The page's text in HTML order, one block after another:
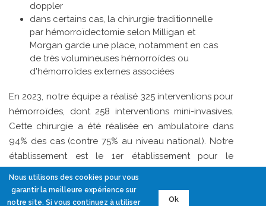
doppler
dans certains cas, la chirurgie traditionnelle
par hémorroïdectomie selon Milligan et
Morgan garde une place, notamment en cas
de très volumineuses hémorroïdes ou
d'hémorroïdes externes associées
En 2023, notre équipe a réalisé 325 interventions pour
hémorroïdes, dont 258 interventions mini-invasives.
Cette chirurgie a été réalisée en ambulatoire dans
94% des cas (contre 75% au niveau national). Notre
établissement est le 1er établissement pour le
Rhône-Alpes, et le 1er établissement français dans les
traitements mini-invasifs des hémorroïdes. Nous
Nous utilisons des cookies pour vous
garantir la meilleure expérience sur
notre site. Si vous continuez à utiliser
Ok